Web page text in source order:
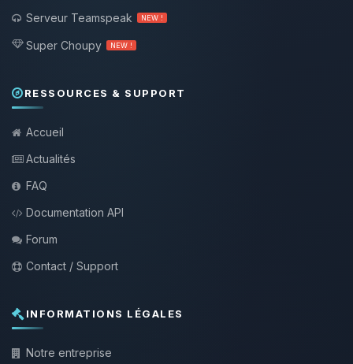
Serveur Teamspeak
NEW !
Super Choupy NEW !
RESSOURCES & SUPPORT
Accueil
Actualités
FAQ
Documentation API
Forum
Contact / Support
INFORMATIONS LÉGALES
Notre entreprise